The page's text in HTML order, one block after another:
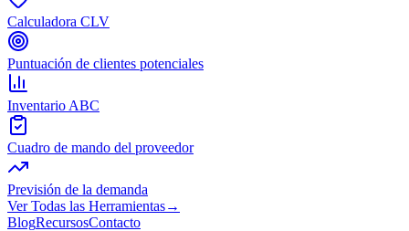
Calculadora CLV
Puntuación de clientes potenciales
Inventario ABC
Cuadro de mando del proveedor
Previsión de la demanda
Ver Todas las Herramientas→
BlogRecursosContacto